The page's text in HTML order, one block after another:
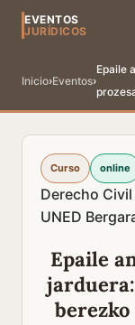
EVENTOS
JURÍDICOS
Inicio›Eventos›
Epaile
Curso online
Derecho
UNED
Epaile